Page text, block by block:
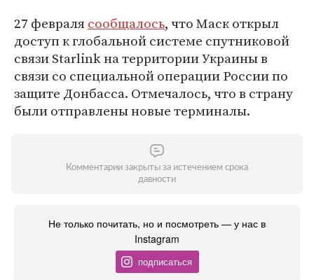
27 февралясообщалось, что Маск открыл
доступ к глобальной системе спутниковой
связи Starlink на территории Украины в
связи со специальной операции России по
защите Донбасса. Отмечалось, что в страну
были отправлены новые терминалы.
Комментарии закрыты за истечением срока
давности
Не только почитать, но и посмотреть — у нас в
Instagram
подписаться